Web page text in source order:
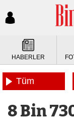
HABERLER
Tüm
8 Bin